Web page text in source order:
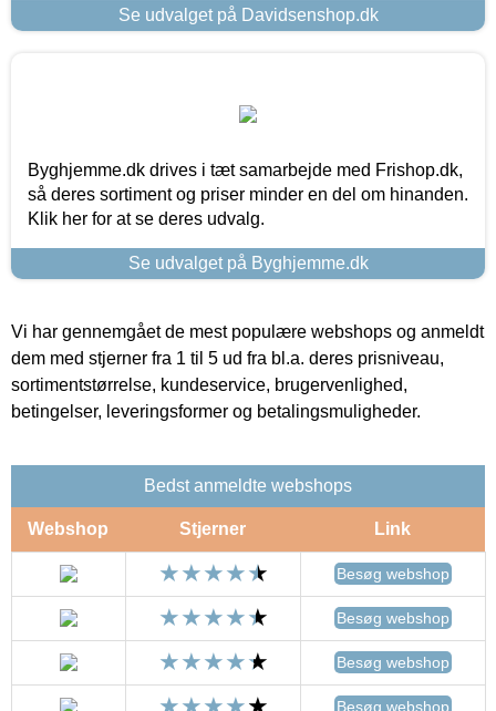
Se udvalget på Davidsenshop.dk
Byghjemme.dk drives i tæt samarbejde med Frishop.dk,
så deres sortiment og priser minder en del om hinanden.
Klik her for at se deres udvalg.
Se udvalget på Byghjemme.dk
Vi har gennemgået de mest populære webshops og anmeldt
dem med stjerner fra 1 til 5 ud fra bl.a. deres prisniveau,
sortimentstørrelse, kundeservice, brugervenlighed,
betingelser, leveringsformer og betalingsmuligheder.
Bedst anmeldte webshops
Webshop Stjerner Link
Besøg webshop
Besøg webshop
Besøg webshop
Besøg webshop